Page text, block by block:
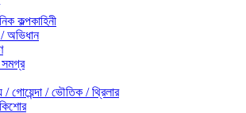
কল্পকাহিনী
/ অভিধান
সমগ্র
/ গোয়েন্দা / ভৌতিক / থ্রিলার